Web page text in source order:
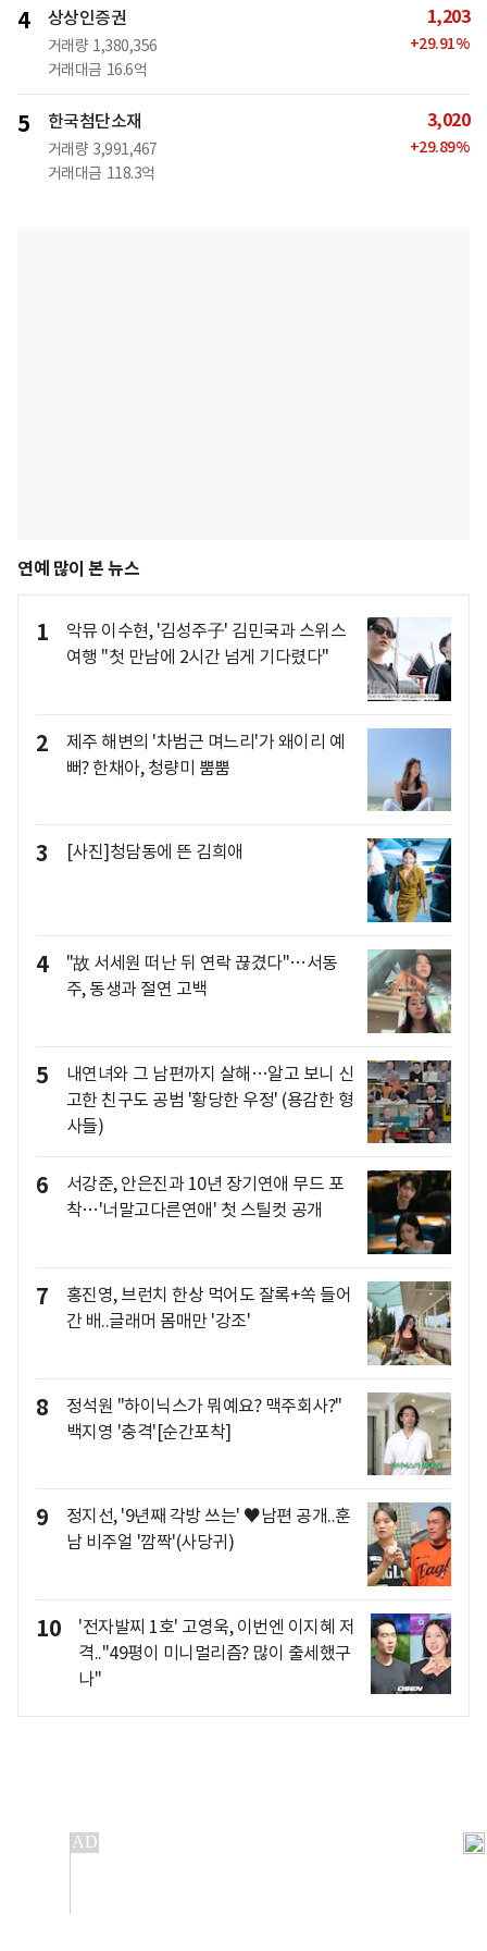
4 상상인증권
거래량 1,380,356
거래대금 16.6억
1,203
+29.91%
5 한국첨단소재
거래량 3,991,467
거래대금 118.3억
3,020
+29.89%
연예 많이 본 뉴스
1
악뮤 이수현, '김성주子' 김민국과 스위스
여행 "첫 만남에 2시간 넘게 기다렸다"
2
제주 해변의 '차범근 며느리'가 왜이리 예
뻐? 한채아, 청량미 뿜뿜
3 [사진]청담동에 뜬 김희애
4
"故 서세원 떠난 뒤 연락 끊겼다"…서동
주, 동생과 절연 고백
5
내연녀와 그 남편까지 살해…알고 보니 신
고한 친구도 공범 '황당한 우정' (용감한 형
사들)
6
서강준, 안은진과 10년 장기연애 무드 포
착…'너말고다른연애' 첫 스틸컷 공개
7
홍진영, 브런치 한상 먹어도 잘록+쏙 들어
간 배..글래머 몸매만 '강조'
8
정석원 "하이닉스가 뭐예요? 맥주회사?"
백지영 '충격'[순간포착]
9
정지선, '9년째 각방 쓰는' ♥남편 공개..훈
남 비주얼 '깜짝'(사당귀)
10
'전자발찌 1호' 고영욱, 이번엔 이지혜 저
격.."49평이 미니멀리즘? 많이 출세했구
나"